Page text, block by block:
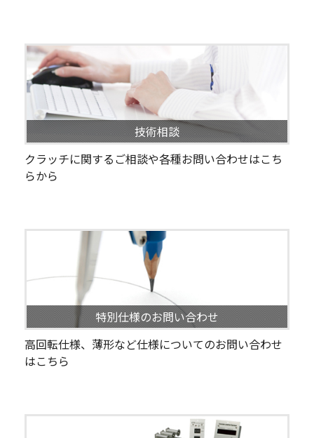
技術相談
クラッチに関するご相談や各種お問い合わせはこち
らから
特別仕様のお問い合わせ
高回転仕様、薄形など仕様についてのお問い合わせ
はこちら